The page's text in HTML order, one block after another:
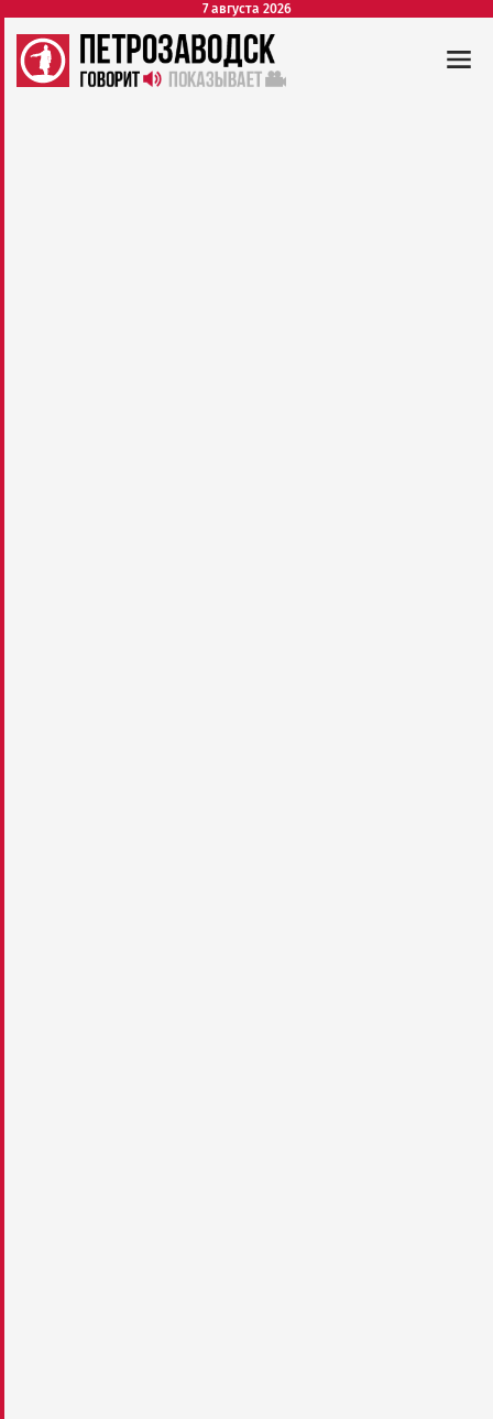
7 августа 2026